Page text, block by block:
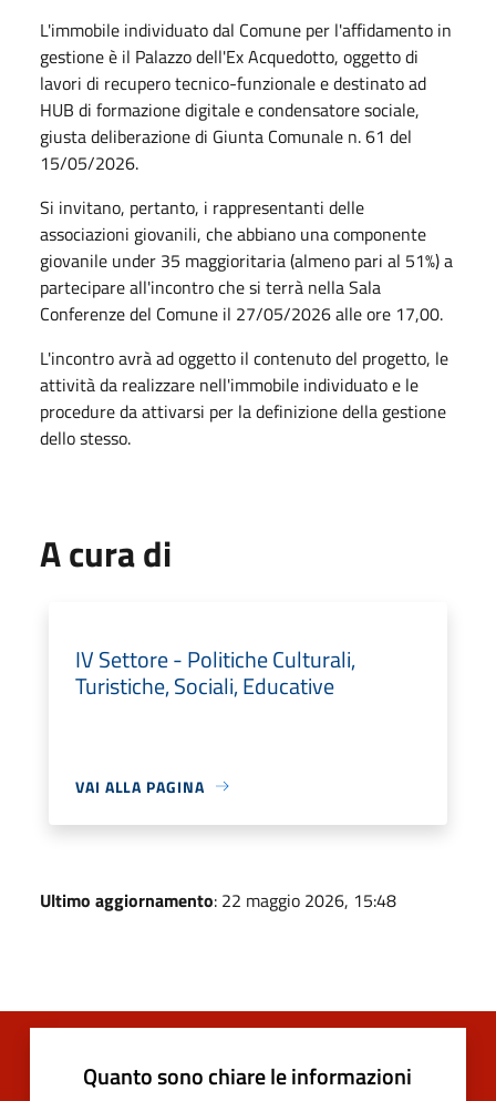
L'immobile individuato dal Comune per l'affidamento in
gestione è il Palazzo dell'Ex Acquedotto, oggetto di
lavori di recupero tecnico-funzionale e destinato ad
HUB di formazione digitale e condensatore sociale,
giusta deliberazione di Giunta Comunale n. 61 del
15/05/2026.
Si invitano, pertanto, i rappresentanti delle
associazioni giovanili, che abbiano una componente
giovanile under 35 maggioritaria (almeno pari al 51%) a
partecipare all'incontro che si terrà nella Sala
Conferenze del Comune il 27/05/2026 alle ore 17,00.
L'incontro avrà ad oggetto il contenuto del progetto, le
attività da realizzare nell'immobile individuato e le
procedure da attivarsi per la definizione della gestione
dello stesso.
A cura di
IV Settore - Politiche Culturali,
Turistiche, Sociali, Educative
VAI ALLA PAGINA
Ultimo aggiornamento: 22 maggio 2026, 15:48
Quanto sono chiare le informazioni